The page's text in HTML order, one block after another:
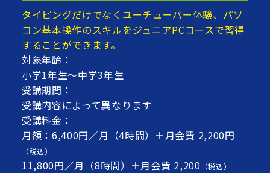
タイピングだけでなくユーチューバー体験、パソ
コン基本操作のスキルをジュニアPCコースで習得
することができます。
対象年齢：
小学1年生～中学3年生
受講期間：
受講内容によって異なります
受講料金：
月額：6,400円／月（4時間）＋月会費 2,200円
（税込）
11,800円／月（8時間）＋月会費 2,200 （税込）